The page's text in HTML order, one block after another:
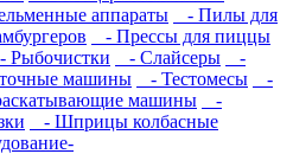
аппараты
- Пилы для
- Прессы для пиццы
Рыбочистки - Слайсеры
-
машины - Тестомесы
-
машины
-
- Шприцы колбасные